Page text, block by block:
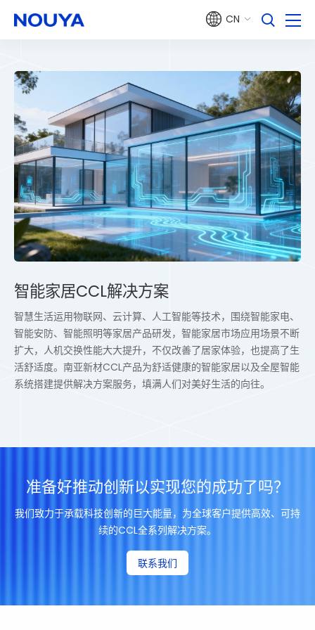
CN
智能家居CCL解决方案
智慧生活运用物联网、云计算、人工智能等技术，围绕智能家电、
智能安防、智能照明等家居产品研发，智能家居市场应用场景不断
扩大，人机交换性能大大提升，不仅改善了居家体验，也提高了生
活舒适度。南亚新材CCL产品为舒适健康的智能家居以及全屋智能
系统搭建提供解决方案服务，填满人们对美好生活的向往。
准备好推动创新以实现您的成功了吗？
我们致力于承载科技创新的巨大能量，为全球客户提供高效、可持
续的CCL全系列解决方案。
联系我们